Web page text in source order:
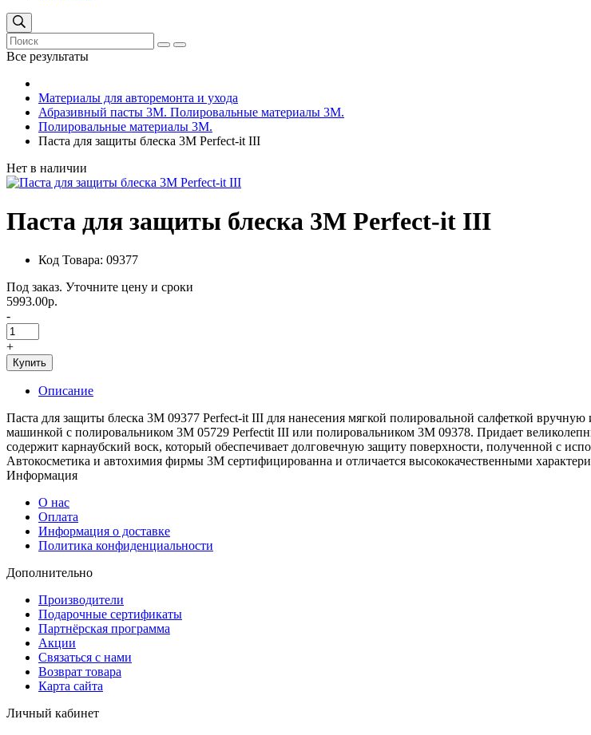
Все результаты
Материалы для авторемонта и ухода
Абразивный пасты 3М. Полировальные материалы 3М.
Полировальные материалы 3М.
Паста для защиты блеска 3М Perfect-it III
Нет в наличии
Паста для защиты блеска 3М Perfect-it III
Код Товара: 09377
Под заказ. Уточните цену и сроки
5993.00р.
-
+
Купить
Описание
Паста для защиты блеска 3М 09377 Perfect-it III для нанесения мягкой полировальной салфеткой
машинкой с полировальником 3М 05729 Perfectit III или полировальником 3М 09378. Придает
содержит карнаубский воск, который обеспечивает долговечную защиту поверхности, полученной с
Автокосметика и автохимия фирмы 3М сертифицированна и отличается высококачественными
Информация
О нас
Оплата
Информация о доставке
Политика конфиденциальности
Дополнительно
Производители
Подарочные сертификаты
Партнёрская программа
Акции
Связаться с нами
Возврат товара
Карта сайта
Личный кабинет